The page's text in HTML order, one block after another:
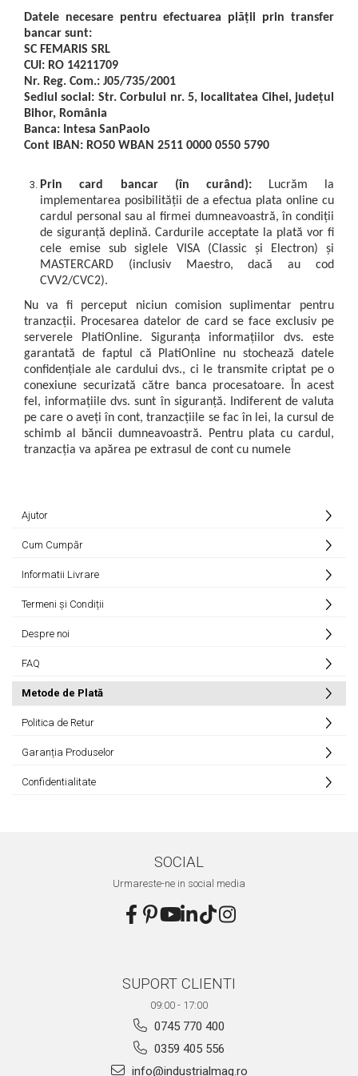
Măsurători termoviziune
Software
Testări la vibrații
Vibrometre
Analizoare achiziții de date
Condiționere
Anemometre
Stații de monitorizare meteo
Alte echipamente de măsurare
Mașini și utilaje industriale
Utilaje feroviare
Mașini de echilibrare dinamică
Sisteme electrodinamice de testare la
vibrații
Camere climatice
Echipamente pentru industria militară
Macarale portal
Senzori
Senzori fără fir (Wireless)
Senzori cu fir (Wired)
Senzori seismici
Display-uri Industriale
PC-uri Industriale
Laptopuri Industriale
Echilibrări
Sonometrie
Aliniere hidro & termo
Termografie
Sisteme laser de aliniere arbori
Măsurători geometrice
Măsurători termoviziune
Software
Analizoare achiziții de date
Anemometre
Sonometre
Stații de monitorizare meteo
Alte echipamente de măsurare
Utilaje feroviare
Locomotive de manevră
Elevatoare mobile
Platforme de ridicare cu boghiuri
Platouri rotative
Echipamente pentru operații de
sudură
Alte utilaje feroviare
Echipament testare sisteme de
franare vehicule feroviare
Macarale portal
Senzori cu fir (Wired)
Accelerometre IEPE uniaxiale
Accelerometre IEPE triaxiale
Traductoare vibratii 4-20 mA
Traductoare ICP de viteză de vibrații
Senzori de vibrații cu fir
Senzori AGS
Microfoane de măsurare
Senzori de deplasare
Senzori seismici
Status Pro
Svantek
VibraSens
Winmate
Mectron
Lunitek
ZAGRO
Emanuel
Romell Inc.
Datele necesare pentru efectuarea plății prin transfer
bancar sunt:
SC FEMARIS SRL
CUI: RO 14211709
Nr. Reg. Com.: J05/735/2001
Sediul social: Str. Corbului nr. 5, localitatea Cihei, județul
Bihor, România
Banca: Intesa SanPaolo
Cont IBAN: RO50 WBAN 2511 0000 0550 5790
Prin card bancar (în curând):
Lucrăm la
implementarea posibilității de a efectua plata online cu
cardul personal sau al firmei dumneavoastră, în condiții
de siguranță deplină. Cardurile acceptate la plată vor fi
cele emise sub siglele VISA (Classic și Electron) și
MASTERCARD (inclusiv Maestro, dacă au cod
CVV2/CVC2).
Nu va fi perceput niciun comision suplimentar pentru
tranzacții. Procesarea datelor de card se face exclusiv pe
serverele PlatiOnline. Siguranța informațiilor dvs. este
garantată de faptul că PlatiOnline nu stochează datele
confidențiale ale cardului dvs., ci le transmite criptat pe o
conexiune securizată către banca procesatoare. În acest
fel, informațiile dvs. sunt în siguranță.
Indiferent de valuta
pe care o aveți în cont, tranzacțiile se fac în lei, la cursul de
schimb al băncii dumneavoastră.
Pentru plata cu cardul,
tranzacția va apărea pe extrasul de cont cu numele
Ajutor
Cum Cumpăr
Informatii Livrare
Termeni și Condiții
Despre noi
FAQ
Metode de Plată
Politica de Retur
Garanția Produselor
Confidentialitate
SOCIAL
Urmareste-ne in social media
SUPORT CLIENTI
09:00 - 17:00
0745 770 400
0359 405 556
info@industrialmag.ro